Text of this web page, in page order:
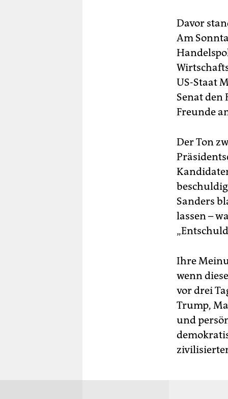
Davor
Am
US-Staat
Senat den
Freunde
Der Ton
Sanders
lassen –
Ihre
wenn
vor drei
Trump,
und